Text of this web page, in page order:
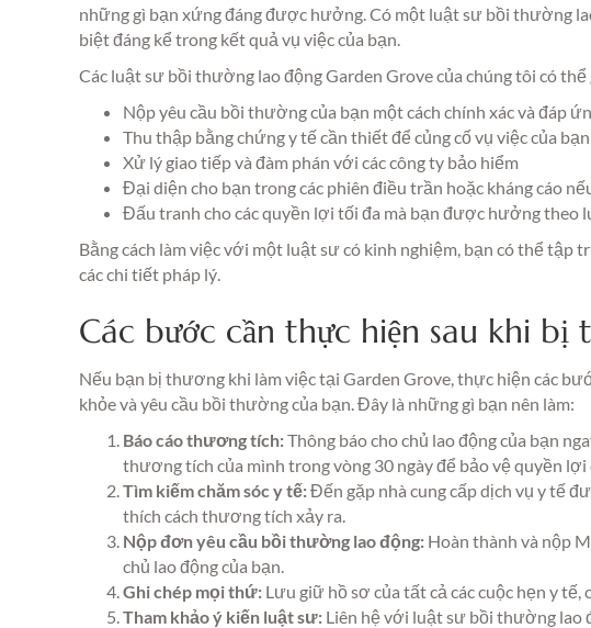
những gì bạn xứng đáng được hưởng. Có một luật sư bồi thường
biệt đáng kể trong kết quả vụ việc của bạn.
Các luật sư bồi thường lao động Garden Grove của chúng tôi có thể
Nộp yêu cầu bồi thường của bạn một cách chính xác và đáp
Thu thập bằng chứng y tế cần thiết để củng cố vụ việc của bạn
Xử lý giao tiếp và đàm phán với các công ty bảo hiểm
Đại diện cho bạn trong các phiên điều trần hoặc kháng cáo
Đấu tranh cho các quyền lợi tối đa mà bạn được hưởng theo
Bằng cách làm việc với một luật sư có kinh nghiệm, bạn có thể tập
các chi tiết pháp lý.
Các bước cần thực hiện sau khi bị
Nếu bạn bị thương khi làm việc tại Garden Grove, thực hiện các
khỏe và yêu cầu bồi thường của bạn. Đây là những gì bạn nên làm:
Báo cáo thương tích:Thông báo cho chủ lao động của bạn
thương tích của mình trong vòng 30 ngày để bảo vệ quyền lợi
Tìm kiếm chăm sóc y tế:Đến gặp nhà cung cấp dịch vụ y tế
thích cách thương tích xảy ra.
Nộp đơn yêu cầu bồi thường lao động: Hoàn thành và nộp
chủ lao động của bạn.
Ghi chép mọi thứ: Lưu giữ hồ sơ của tất cả các cuộc hẹn y tế,
Tham khảo ý kiến luật sư: Liên hệ với luật sư bồi thường lao